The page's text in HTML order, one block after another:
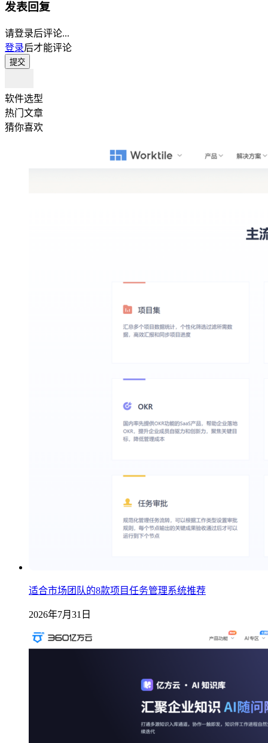
发表回复
请登录后评论...
登录后才能评论
提交
软件选型
热门文章
猜你喜欢
适合市场团队的8款项目任务管理系统推荐
2026年7月31日